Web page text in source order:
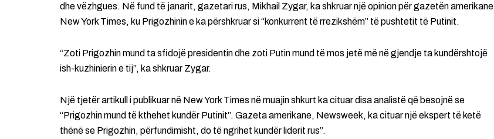
dhe vëzhgues. Në fund të janarit, gazetari rus, Mikhail Zygar, ka shkruar një opinion për gazetën amerikane
New York Times, ku Prigozhinin e ka përshkruar si “konkurrent të rrezikshëm” të pushtetit të Putinit.
“Zoti Prigozhin mund ta sfidojë presidentin dhe zoti Putin mund të mos jetë më në gjendje ta kundërshtojë
ish-kuzhinierin e tij”, ka shkruar Zygar.
Një tjetër artikull i publikuar në New York Times në muajin shkurt ka cituar disa analistë që besojnë se
“Prigozhin mund të kthehet kundër Putinit”. Gazeta amerikane, Newsweek, ka cituar një ekspert të ketë
thënë se Prigozhin, përfundimisht, do të ngrihet kundër liderit rus”.